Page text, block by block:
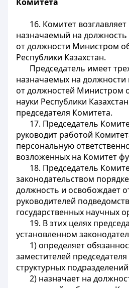
16. Комитет
назначаемый на
от должности Министром
Республики Казахстан.
Председатель имеет
назначаемых на
от должностей Министром
науки Республики
председателя Комитета.
17. Председатель
руководит работой
персональную
возложенных на Комитет
18. Председатель
законодательством
должность и освобождает
руководителей
государственных научных
19. В этих целях
установленном
1) определяет
заместителей
структурных
2) назначает на